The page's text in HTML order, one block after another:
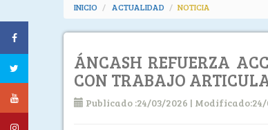
INICIO ACTUALIDAD NOTICIA
ÁNCASH REFUERZA
CON TRABAJO
Publicado :24/03/2026 | Modificado:24/